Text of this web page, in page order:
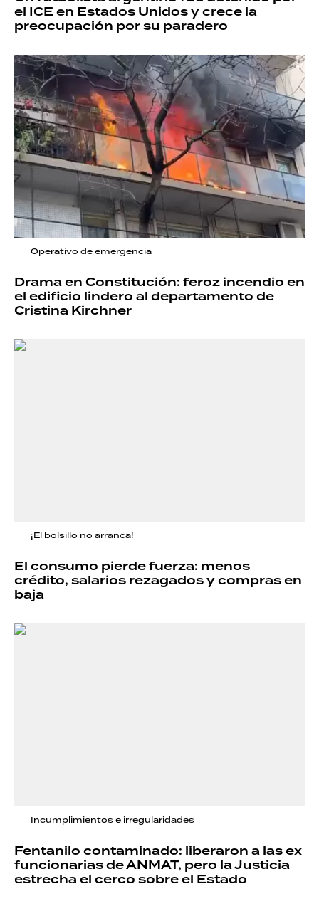
el ICE en Estados Unidos y crece la
preocupación por su paradero
Operativo de emergencia
Drama en Constitución: feroz incendio en
el edificio lindero al departamento de
Cristina Kirchner
¡El bolsillo no arranca!
El consumo pierde fuerza: menos
crédito, salarios rezagados y compras en
baja
Incumplimientos e irregularidades
Fentanilo contaminado: liberaron a las ex
funcionarias de ANMAT, pero la Justicia
estrecha el cerco sobre el Estado